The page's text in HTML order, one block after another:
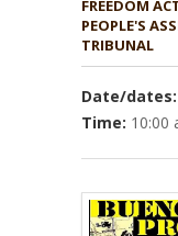
PEOPLE'S
TRIBUNAL
Date/dates:
Time: 10:00